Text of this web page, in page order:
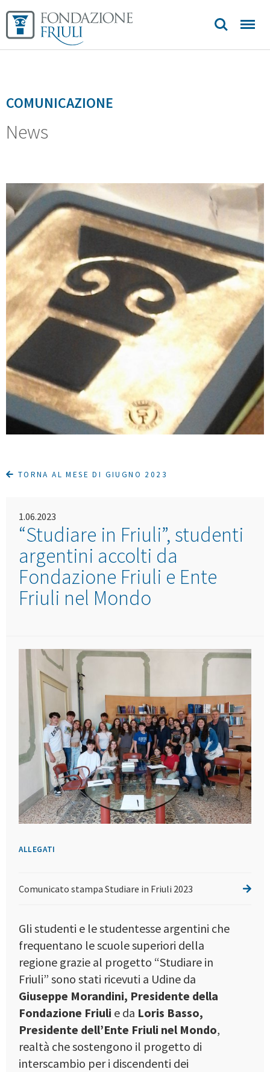
COMUNICAZIONE
News
TORNA AL MESE DI GIUGNO 2023
1.06.2023
“Studiare in Friuli”, studenti
argentini accolti da
Fondazione Friuli e Ente
Friuli nel Mondo
ALLEGATI
Comunicato stampa Studiare in Friuli 2023
Gli studenti e le studentesse argentini che
frequentano le scuole superiori della
regione grazie al progetto “Studiare in
Friuli” sono stati ricevuti a Udine da
Giuseppe Morandini, Presidente della
Fondazione Friuli e da Loris Basso,
Presidente dell’Ente Friuli nel Mondo,
realtà che sostengono il progetto di
interscambio per i discendenti dei